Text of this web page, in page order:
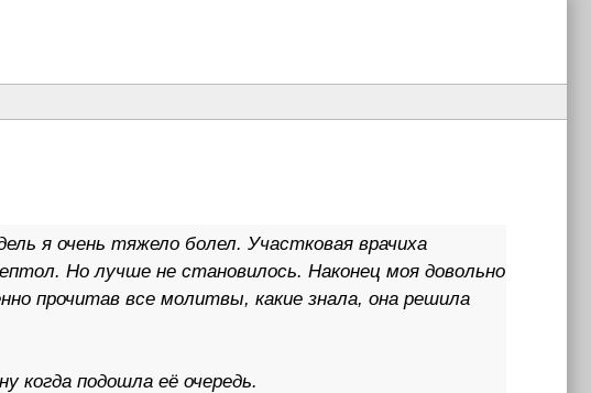
я очень тяжело болел. Участковая врачиха
Но лучше не становилось. Наконец моя довольно
прочитав все молитвы, какие знала, она решила
когда подошла её очередь.